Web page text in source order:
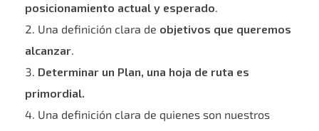
posicionamiento actual y esperado.
Una definición clara de objetivos que queremos
alcanzar.
Determinar un Plan, una hoja de ruta es
primordial.
Una definición clara de quienes son nuestros